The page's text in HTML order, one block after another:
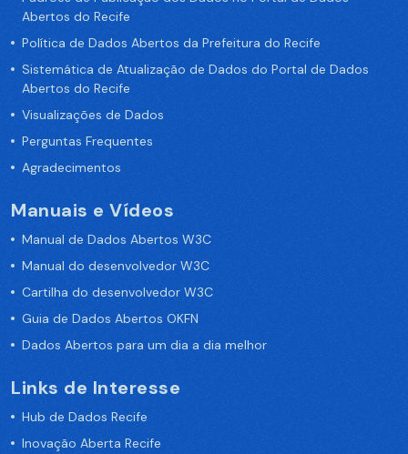
Abertos do Recife
Política de Dados Abertos da Prefeitura do Recife
Sistemática de Atualização de Dados do Portal de Dados
Abertos do Recife
Visualizações de Dados
Perguntas Frequentes
Agradecimentos
Manuais e Vídeos
Manual de Dados Abertos W3C
Manual do desenvolvedor W3C
Cartilha do desenvolvedor W3C
Guia de Dados Abertos OKFN
Dados Abertos para um dia a dia melhor
Links de Interesse
Hub de Dados Recife
Inovação Aberta Recife